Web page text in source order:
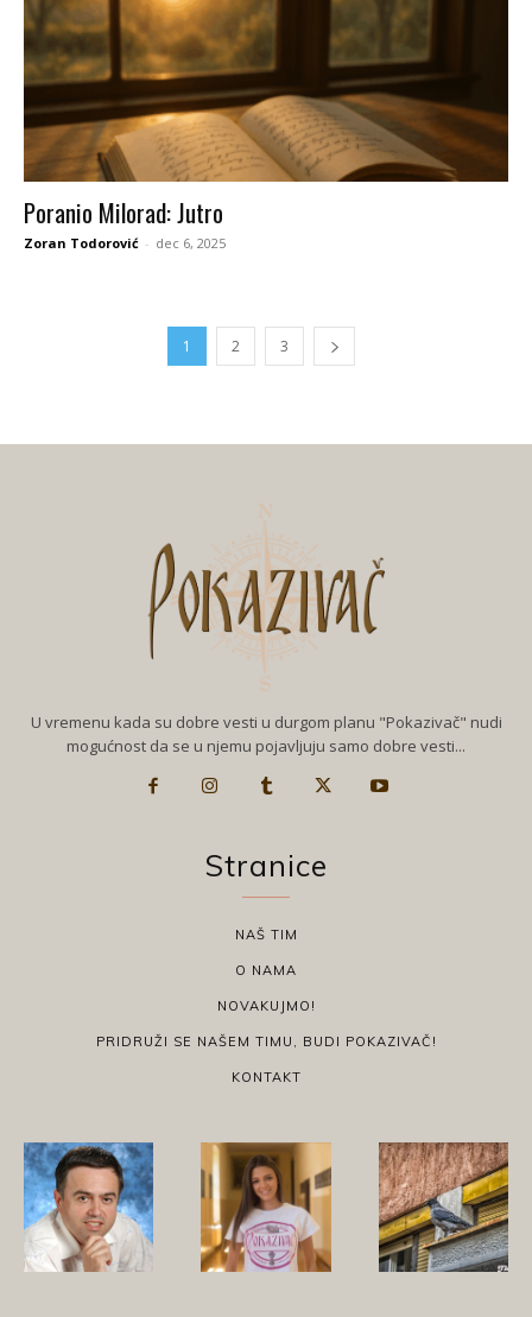
Poranio Milorad: Jutro
Zoran Todorović - dec 6, 2025
1 2 3
U vremenu kada su dobre vesti u durgom planu "Pokazivač" nudi
mogućnost da se u njemu pojavljuju samo dobre vesti...
Stranice
NAŠ TIM
O NAMA
NOVAKUJMO!
PRIDRUŽI SE NAŠEM TIMU, BUDI POKAZIVAČ!
KONTAKT